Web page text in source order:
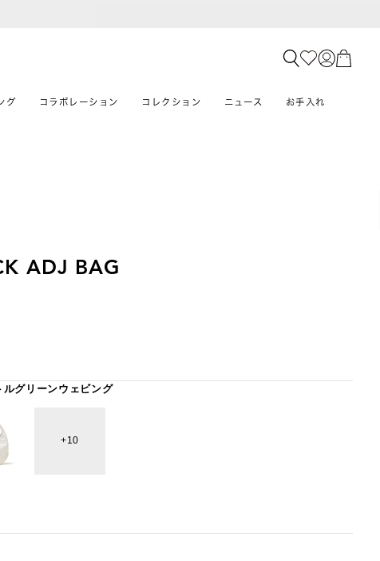
グ コラボレーション コレクション ニュース お手入れ
ADJ BAG
グリーンウェビング
10